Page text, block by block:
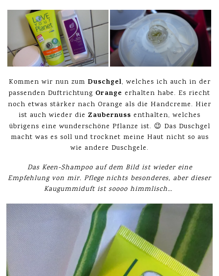
Kommen wir nun zum Duschgel, welches ich auch in der
passenden Duftrichtung Orange erhalten habe. Es riecht
noch etwas stärker nach Orange als die Handcreme. Hier
ist auch wieder die Zaubernuss enthalten, welches
übrigens eine wunderschöne Pflanze ist. 😉 Das Duschgel
macht was es soll und trocknet meine Haut nicht so aus
wie andere Duschgele.
Das Keen-Shampoo auf dem Bild ist wieder eine
Empfehlung von mir. Pflege nichts besonderes, aber dieser
Kaugummiduft ist soooo himmlisch…